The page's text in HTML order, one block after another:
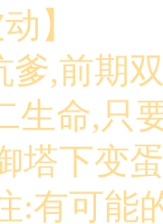
】
爹,前期
生命,只
塔下变
:有可能